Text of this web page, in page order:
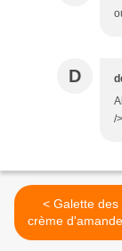
D
/
< Galette des rois à la
crème